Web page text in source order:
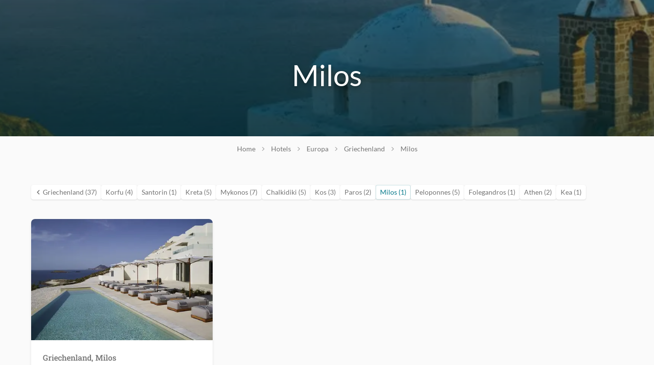
Milos
Home Hotels Europa Griechenland Milos
Griechenland (37) Korfu (4) Santorin (1) Kreta (5) Mykonos (7) Chalkidiki (5) Kos (3) Paros (2) Milos (1) Peloponnes (5) Folegandros (1) Athen (2) Kea (1)
Griechenland, Milos